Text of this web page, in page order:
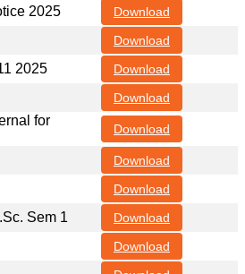
2025 Download
Download
2025 Download
Download
for
Download
Download
Download
Sem 1 Download
Download